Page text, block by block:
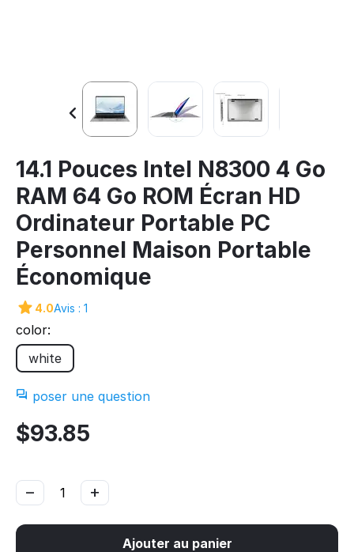
14.1 Pouces Intel N8300 4 Go
RAM 64 Go ROM Écran HD
Ordinateur Portable PC
Personnel Maison Portable
Économique
4.0Avis : 1
color:
white
poser une question
$93.85
+
−
Ajouter au panier